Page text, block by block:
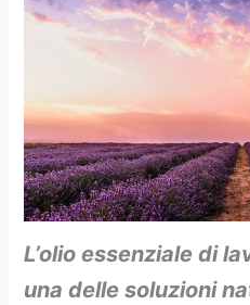
L’olio essenziale di
una delle soluzioni